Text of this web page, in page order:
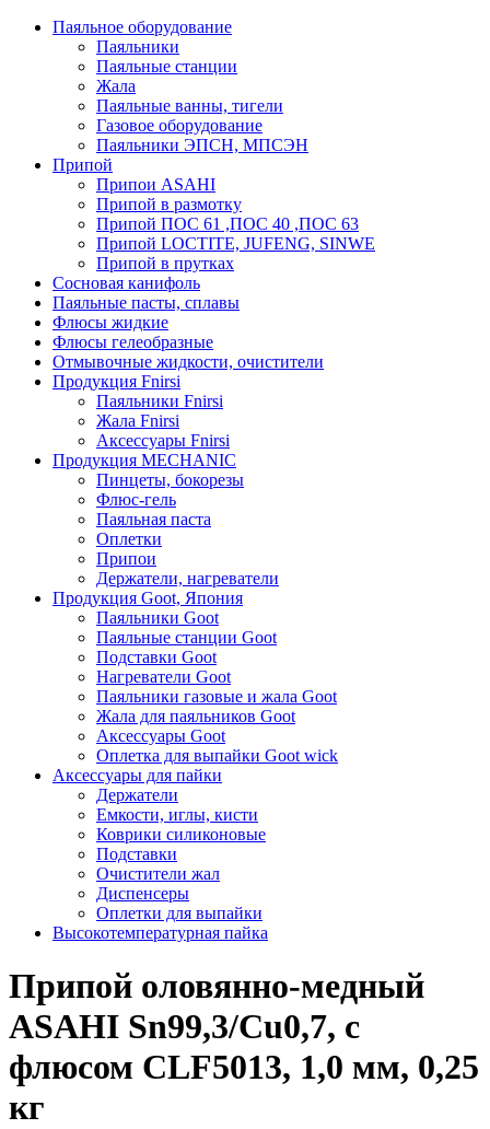
Паяльное оборудование
Паяльники
Паяльные станции
Жала
Паяльные ванны, тигели
Газовое оборудование
Паяльники ЭПСН, МПСЭН
Припой
Припои ASAHI
Припой в размотку
Припой ПОС 61 ,ПОС 40 ,ПОС 63
Припой LOCTITE, JUFENG, SINWE
Припой в прутках
Сосновая канифоль
Паяльные пасты, сплавы
Флюсы жидкие
Флюсы гелеобразные
Отмывочные жидкости, очистители
Продукция Fnirsi
Паяльники Fnirsi
Жала Fnirsi
Аксессуары Fnirsi
Продукция MECHANIC
Пинцеты, бокорезы
Флюс-гель
Паяльная паста
Оплетки
Припои
Держатели, нагреватели
Продукция Goot, Япония
Паяльники Goot
Паяльные станции Goot
Подставки Goot
Нагреватели Goot
Паяльники газовые и жала Goot
Жала для паяльников Goot
Аксессуары Goot
Оплетка для выпайки Goot wick
Аксессуары для пайки
Держатели
Емкости, иглы, кисти
Коврики силиконовые
Подставки
Очистители жал
Диспенсеры
Оплетки для выпайки
Высокотемпературная пайка
Припой оловянно-медный
ASAHI Sn99,3/Cu0,7, с
флюсом CLF5013, 1,0 мм, 0,25
кг